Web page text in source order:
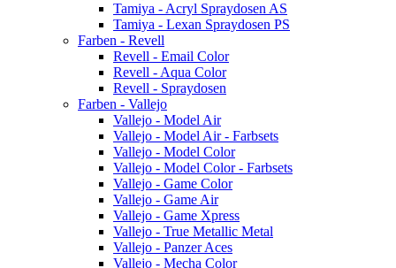
Tamiya - Acryl Spraydosen AS
Tamiya - Lexan Spraydosen PS
Farben - Revell
Revell - Email Color
Revell - Aqua Color
Revell - Spraydosen
Farben - Vallejo
Vallejo - Model Air
Vallejo - Model Air - Farbsets
Vallejo - Model Color
Vallejo - Model Color - Farbsets
Vallejo - Game Color
Vallejo - Game Air
Vallejo - Game Xpress
Vallejo - True Metallic Metal
Vallejo - Panzer Aces
Vallejo - Mecha Color